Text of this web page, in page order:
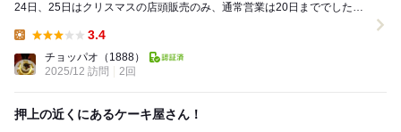
24日、25日はクリスマスの店頭販売のみ、通常営業は20日まででしたの
3.4
チョッパオ （1888）
2025/12 訪問
2回
押上の近くにあるケーキ屋さん！